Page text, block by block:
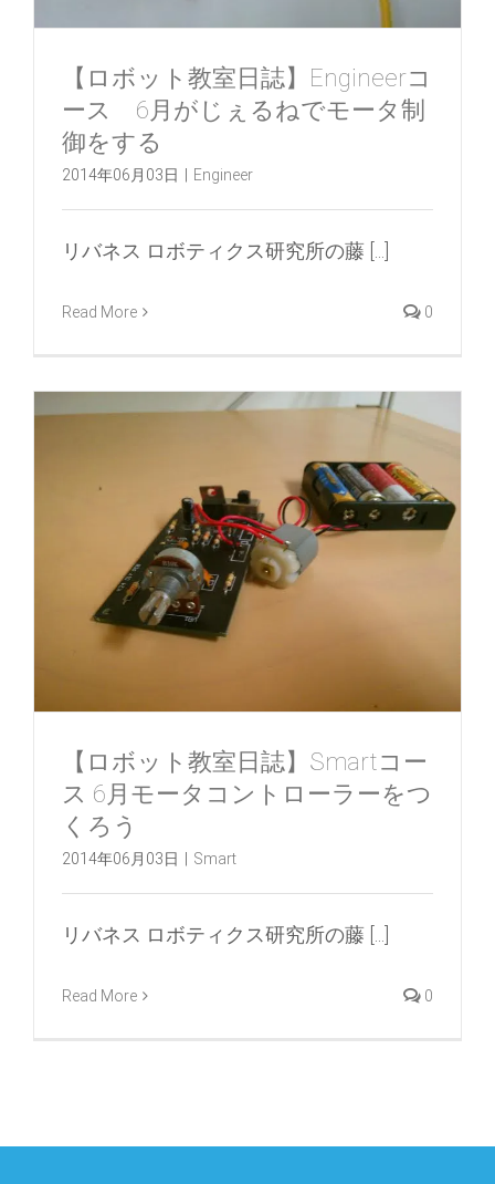
【ロボット教室日誌】Engineerコ
ース 6月がじぇるねでモータ制
御をする
2014年06月03日 Engineer
リバネス ロボティクス研究所の藤 [...]
Read More 0
【ロボット教室日誌】Smartコー
ス 6月モータコントローラーをつ
くろう
2014年06月03日 Smart
リバネス ロボティクス研究所の藤 [...]
Read More 0